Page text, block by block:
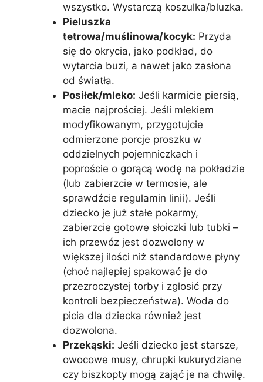
wszystko. Wystarczą koszulka/bluzka.
Pieluszka
tetrowa/muślinowa/kocyk: Przyda
się do okrycia, jako podkład, do
wytarcia buzi, a nawet jako zasłona
od światła.
Posiłek/mleko: Jeśli karmicie piersią,
macie najprościej. Jeśli mlekiem
modyfikowanym, przygotujcie
odmierzone porcje proszku w
oddzielnych pojemniczkach i
poproście o gorącą wodę na pokładzie
(lub zabierzcie w termosie, ale
sprawdźcie regulamin linii). Jeśli
dziecko je już stałe pokarmy,
zabierzcie gotowe słoiczki lub tubki –
ich przewóz jest dozwolony w
większej ilości niż standardowe płyny
(choć najlepiej spakować je do
przezroczystej torby i zgłosić przy
kontroli bezpieczeństwa). Woda do
picia dla dziecka również jest
dozwolona.
Przekąski: Jeśli dziecko jest starsze,
owocowe musy, chrupki kukurydziane
czy biszkopty mogą zająć je na chwilę.